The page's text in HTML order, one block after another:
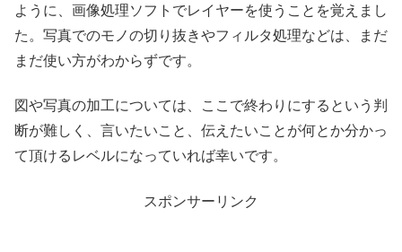
ように、画像処理ソフトでレイヤーを使うことを覚えまし
た。写真でのモノの切り抜きやフィルタ処理などは、まだ
まだ使い方がわからずです。
図や写真の加工については、ここで終わりにするという判
断が難しく、言いたいこと、伝えたいことが何とか分かっ
て頂けるレベルになっていれば幸いです。
スポンサーリンク